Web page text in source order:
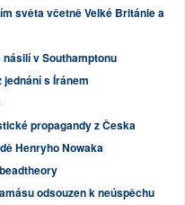
světa včetně Velké Británie a
v Southamptonu
s Íránem
propagandy z Česka
Henryho Nowaka
odsouzen k neúspěchu